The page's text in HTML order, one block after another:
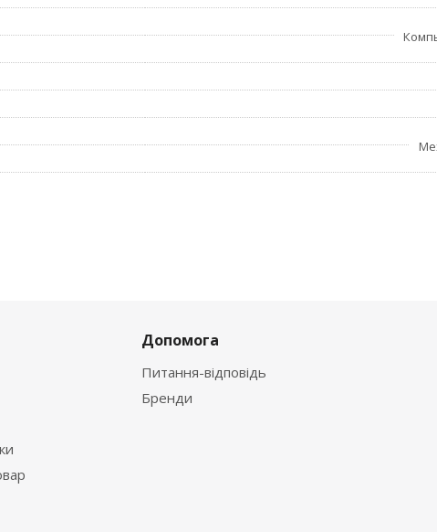
Допомога
Питання-відповідь
Бренди